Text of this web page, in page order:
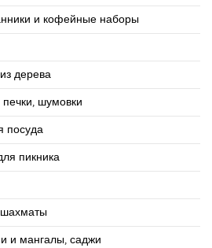
и кофейные наборы
дерева
шумовки
посуда
пикника
и мангалы, саджи